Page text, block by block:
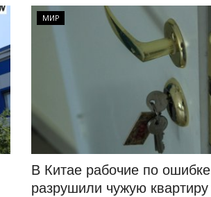
МИР
В Китае рабочие по ошибке
разрушили чужую квартиру